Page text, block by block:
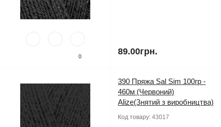
0 89.00грн.
390 Пряжа Sal Sim 100гр -
460м (Червоний)
Alize(Знятий з виробництва)
Код товару: 43017